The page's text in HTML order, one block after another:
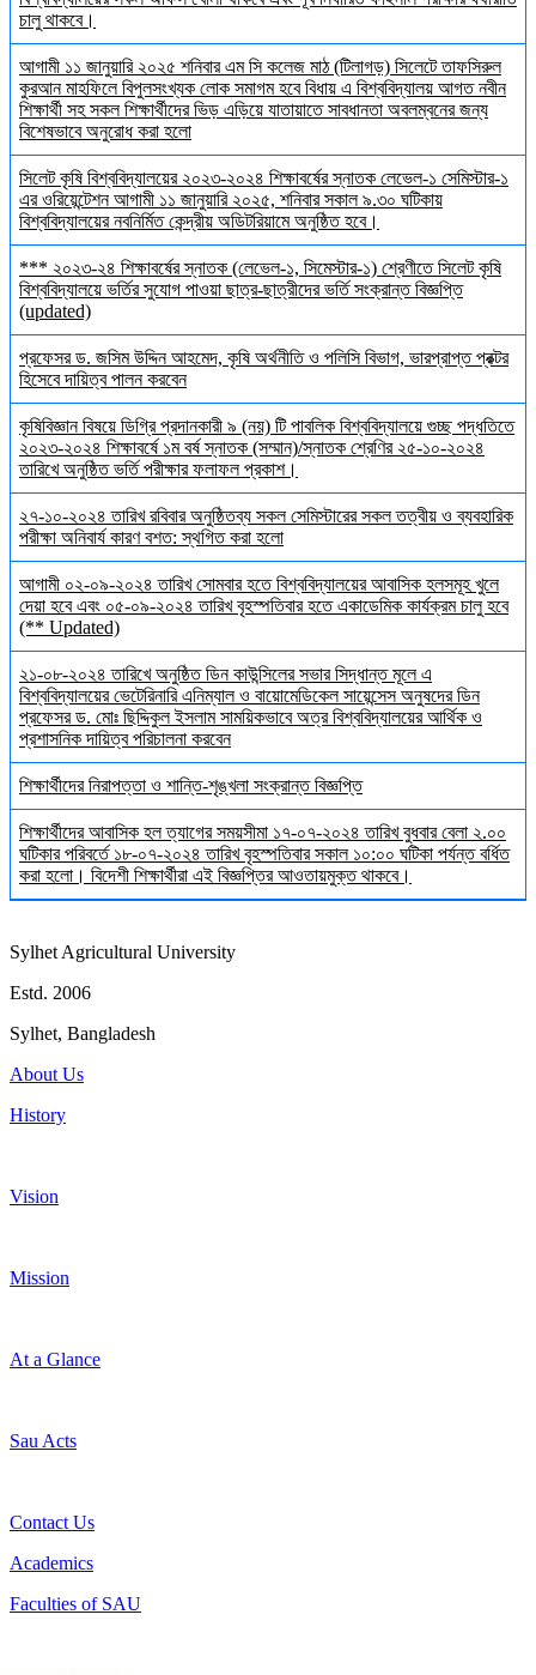
চালু থাকবে।
আগামী ১১ জানুয়ারি ২০২৫ শনিবার এম সি কলেজ মাঠ (টিলাগড়) সিলেটে তাফসিরুল
কুরআন মাহফিলে বিপুলসংখ্যক লোক সমাগম হবে বিধায় এ বিশ্ববিদ্যালয় আগত নবীন
শিক্ষার্থী সহ সকল শিক্ষার্থীদের ভিড় এড়িয়ে যাতায়াতে সাবধানতা অবলম্বনের জন্য
বিশেষভাবে অনুরোধ করা হলো
সিলেট কৃষি বিশ্ববিদ্যালয়ের ২০২৩-২০২৪ শিক্ষাবর্ষের স্নাতক লেভেল-১ সেমিস্টার-১
এর ওরিয়েন্টেশন আগামী ১১ জানুয়ারি ২০২৫, শনিবার সকাল ৯.৩০ ঘটিকায়
বিশ্ববিদ্যালয়ের নবনির্মিত কেন্দ্রীয় অডিটরিয়ামে অনুষ্ঠিত হবে।
*** ২০২৩-২৪ শিক্ষাবর্ষের স্নাতক (লেভেল-১, সিমেস্টার-১) শ্রেণীতে সিলেট কৃষি
বিশ্ববিদ্যালয়ে ভর্তির সুযোগ পাওয়া ছাত্র-ছাত্রীদের ভর্তি সংক্রান্ত বিজ্ঞপ্তি
(updated)
প্রফেসর ড. জসিম উদ্দিন আহমেদ, কৃষি অর্থনীতি ও পলিসি বিভাগ, ভারপ্রাপ্ত প্রক্টর
হিসেবে দায়িত্ব পালন করবেন
কৃষিবিজ্ঞান বিষয়ে ডিগ্রি প্রদানকারী ৯ (নয়) টি পাবলিক বিশ্ববিদ্যালয়ে গুচ্ছ পদ্ধতিতে
২০২৩-২০২৪ শিক্ষাবর্ষে ১ম বর্ষ স্নাতক (সম্মান)/স্নাতক শ্রেণির ২৫-১০-২০২৪
তারিখে অনুষ্ঠিত ভর্তি পরীক্ষার ফলাফল প্রকাশ।
২৭-১০-২০২৪ তারিখ রবিবার অনুষ্ঠিতব্য সকল সেমিস্টারের সকল তত্বীয় ও ব্যবহারিক
পরীক্ষা অনিবার্য কারণ বশত: স্থগিত করা হলো
আগামী ০২-০৯-২০২৪ তারিখ সোমবার হতে বিশ্ববিদ্যালয়ের আবাসিক হলসমূহ খুলে
দেয়া হবে এবং ০৫-০৯-২০২৪ তারিখ বৃহস্পতিবার হতে একাডেমিক কার্যক্রম চালু হবে
(** Updated)
২১-০৮-২০২৪ তারিখে অনুষ্ঠিত ডিন কাউন্সিলের সভার সিদ্ধান্ত মূলে এ
বিশ্ববিদ্যালয়ের ভেটেরিনারি এনিম্যাল ও বায়োমেডিকেল সায়েন্সেস অনুষদের ডিন
প্রফেসর ড. মোঃ ছিদ্দিকুল ইসলাম সাময়িকভাবে অত্র বিশ্ববিদ্যালয়ের আর্থিক ও
প্রশাসনিক দায়িত্ব পরিচালনা করবেন
শিক্ষার্থীদের নিরাপত্তা ও শান্তি-শৃঙ্খলা সংক্রান্ত বিজ্ঞপ্তি
শিক্ষার্থীদের আবাসিক হল ত্যাগের সময়সীমা ১৭-০৭-২০২৪ তারিখ বুধবার বেলা ২.০০
ঘটিকার পরিবর্তে ১৮-০৭-২০২৪ তারিখ বৃহস্পতিবার সকাল ১০:০০ ঘটিকা পর্যন্ত বর্ধিত
করা হলো। বিদেশী শিক্ষার্থীরা এই বিজ্ঞপ্তির আওতায়মুক্ত থাকবে।
Sylhet Agricultural University
Estd. 2006
Sylhet, Bangladesh
About Us
History
Vision
Mission
At a Glance
Sau Acts
Contact Us
Academics
Faculties of SAU